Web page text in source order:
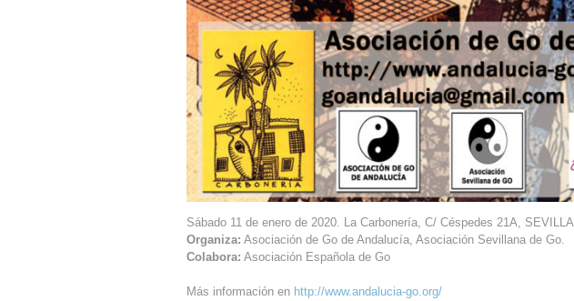
Sábado 11 de enero de 2020. La Carbonería, C/ Céspedes 21A, SEVILLA
Organiza: Asociación de Go de Andalucía, Asociación Sevillana de Go.
Colabora: Asociación Española de Go
Más información en http://www.andalucia-go.org/